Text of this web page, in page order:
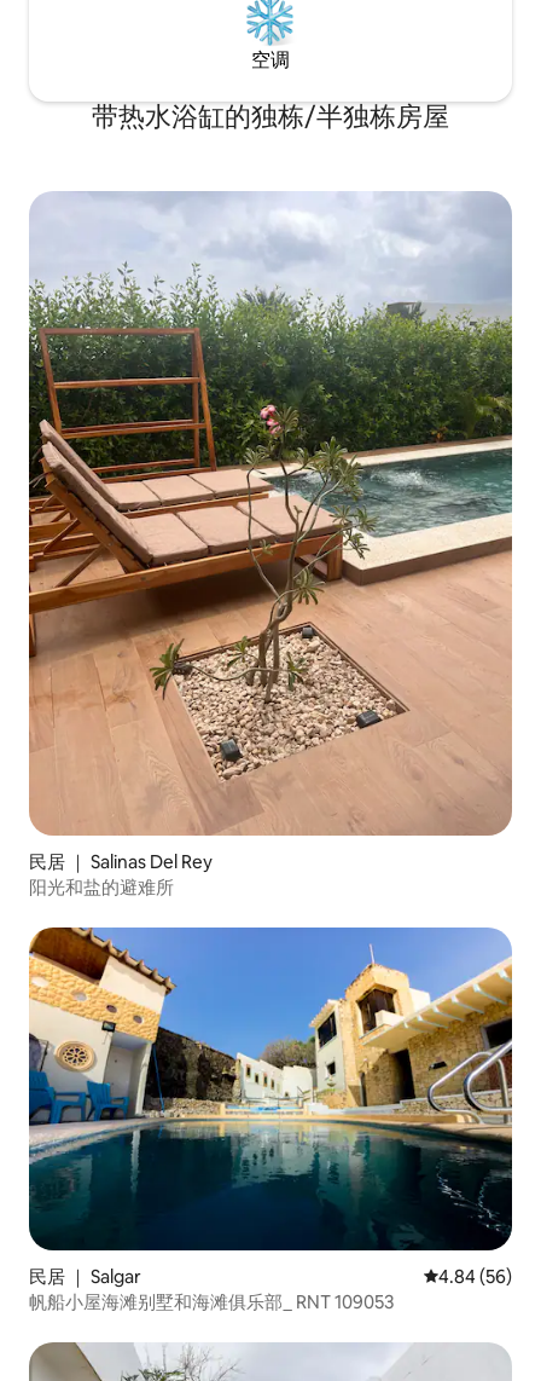
空调
带热水浴缸的独栋/半独栋房屋
民居 ｜ Salinas Del Rey
阳光和盐的避难所
民居 ｜ Salgar 平均评分 4.84
4.84 (56)
帆船小屋海滩别墅和海滩俱乐部_ RNT 109053